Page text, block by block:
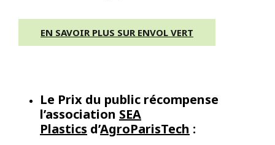
EN SAVOIR PLUS SUR ENVOL VERT
Le Prix du public récompense
l’association SEA
Plastics d’AgroParisTech :